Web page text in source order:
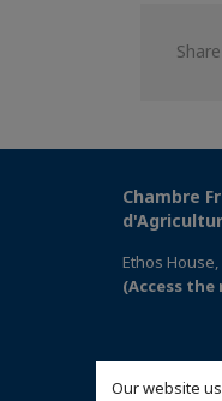
Our website
Chambre
Ethos House,
(Access the